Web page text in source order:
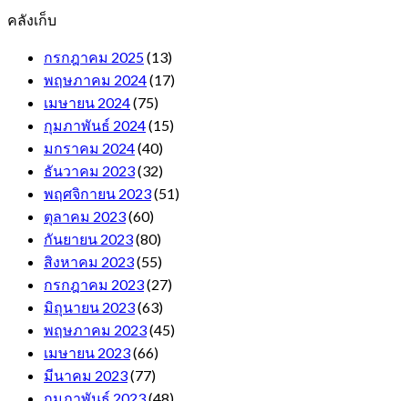
คลังเก็บ
กรกฎาคม 2025(13)
พฤษภาคม 2024(17)
เมษายน 2024(75)
กุมภาพันธ์ 2024(15)
มกราคม 2024(40)
ธันวาคม 2023(32)
พฤศจิกายน 2023(51)
ตุลาคม 2023(60)
กันยายน 2023(80)
สิงหาคม 2023(55)
กรกฎาคม 2023(27)
มิถุนายน 2023(63)
พฤษภาคม 2023(45)
เมษายน 2023(66)
มีนาคม 2023(77)